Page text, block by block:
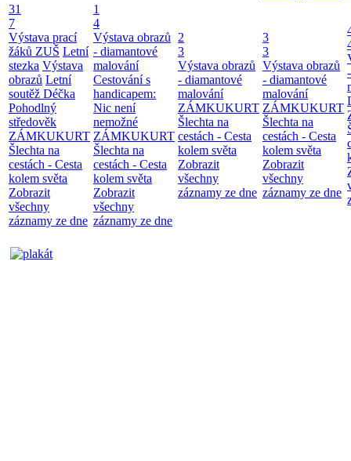
31
7
Výstava prací
žáků ZUŠ Letní
stezka Výstava
obrazů Letní
soutěž Déčka
Pohodlný
středověk
ZÁMKUKURT
Šlechta na
cestách - Cesta
kolem světa
Zobrazit
všechny
záznamy ze dne
1
4
Výstava obrazů
- diamantové
malování
Cestování s
handicapem:
Nic není
nemožné
ZÁMKUKURT
Šlechta na
cestách - Cesta
kolem světa
Zobrazit
všechny
záznamy ze dne
2
3
Výstava obrazů
- diamantové
malování
ZÁMKUKURT
Šlechta na
cestách - Cesta
kolem světa
Zobrazit
všechny
záznamy ze dne
3
3
Výstava obrazů
- diamantové
malování
ZÁMKUKURT
Šlechta na
cestách - Cesta
kolem světa
Zobrazit
všechny
záznamy ze dne